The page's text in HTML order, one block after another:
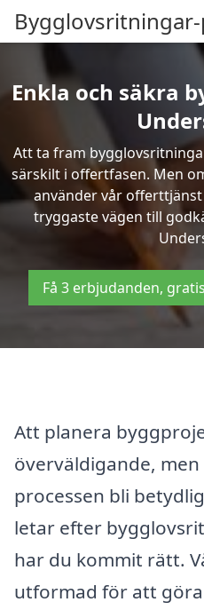
Enkla och säkra
Att ta fram
särskilt i offertfasen. Men
använder vår
tryggaste vägen till
Få 3 erbjudanden,
Att planera
överväldigande,
processen bli
letar efter
har du kommit rätt.
utformad för att